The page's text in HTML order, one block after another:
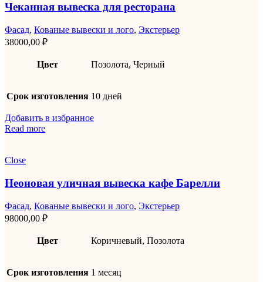
Чеканная вывеска для ресторана
Фасад, Кованые вывески и лого, Экстерьер
38000,00 ₽
Цвет Позолота, Черный
Срок изготовления 10 дней
Добавить в избранное
Read more
Close
Неоновая уличная вывеска кафе Барелли
Фасад, Кованые вывески и лого, Экстерьер
98000,00 ₽
Цвет Коричневый, Позолота
Срок изготовления 1 месяц